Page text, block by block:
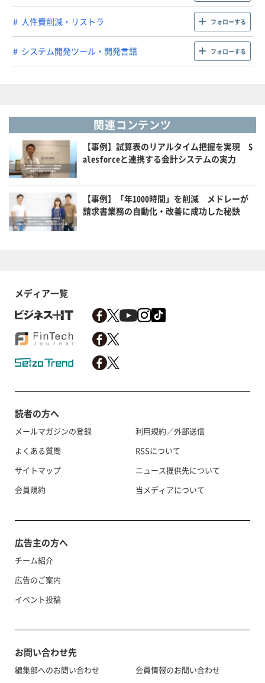
人件費削減・リストラ フォローする
システム開発ツール・開発言語 フォローする
関連コンテンツ
【事例】試算表のリアルタイム把握を実現 S
alesforceと連携する会計システムの実力
【事例】「年1000時間」を削減 メドレーが
請求書業務の自動化・改善に成功した秘訣
メディア一覧
読者の方へ
メールマガジンの登録
よくある質問
サイトマップ
会員規約
利用規約／外部送信
RSSについて
ニュース提供先について
当メディアについて
広告主の方へ
チーム紹介
広告のご案内
イベント投稿
お問い合わせ先
編集部へのお問い合わせ 会員情報のお問い合わせ